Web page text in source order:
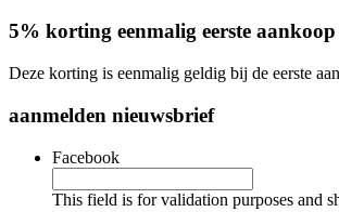
5% korting eenmalig eerste aankoop
Deze korting is eenmalig geldig bij de eerste
aanmelden nieuwsbrief
Facebook
This field is for validation purposes and